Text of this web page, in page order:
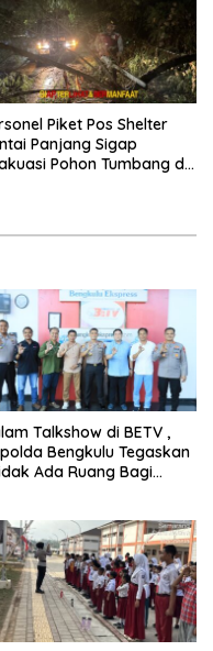
Piket Pos Shelter
Panjang Sigap
Pohon Tumbang di
Talkshow di BETV ,
Bengkulu Tegaskan
Ada Ruang Bagi